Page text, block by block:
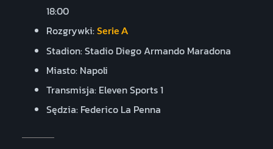
18:00
Rozgrywki: Serie A
Stadion: Stadio Diego Armando Maradona
Miasto: Napoli
Transmisja: Eleven Sports 1
Sędzia: Federico La Penna